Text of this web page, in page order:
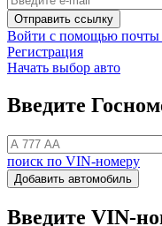
Отправить ссылку
Войти с помощью почты
Регистрация
Начать выбор авто
Введите
поиск по VIN-номеру
Добавить автомобиль
Введите VIN-